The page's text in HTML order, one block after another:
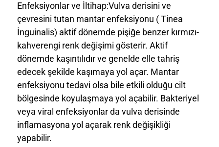
Enfeksiyonlar ve İltihap:Vulva derisini ve
çevresini tutan mantar enfeksiyonu ( Tinea
İnguinalis) aktif dönemde pişiğe benzer kırmızı-
kahverengi renk değişimi gösterir. Aktif
dönemde kaşıntılıdır ve genelde elle tahriş
edecek şekilde kaşımaya yol açar. Mantar
enfeksiyonu tedavi olsa bile etkili olduğu cilt
bölgesinde koyulaşmaya yol açabilir. Bakteriyel
veya viral enfeksiyonlar da vulva derisinde
inflamasyona yol açarak renk değişikliği
yapabilir.